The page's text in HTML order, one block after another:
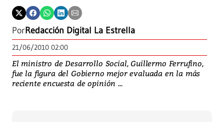
PorRedacción Digital La Estrella
21/06/2010 02:00
El ministro de Desarrollo Social, Guillermo Ferrufino,
fue la figura del Gobierno mejor evaluada en la más
reciente encuesta de opinión ...